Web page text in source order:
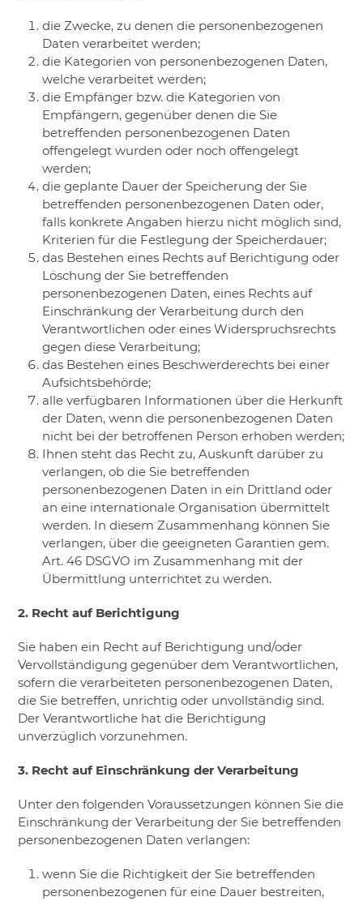
​die Zwecke, zu denen die personenbezogenen
Daten verarbeitet werden;
​die Kategorien von personenbezogenen Daten,
welche verarbeitet werden;
​die Empfänger bzw. die Kategorien von
Empfängern, gegenüber denen die Sie
betreffenden personenbezogenen Daten
offengelegt wurden oder noch offengelegt
werden;
​die geplante Dauer der Speicherung der Sie
betreffenden personenbezogenen Daten oder,
falls konkrete Angaben hierzu nicht möglich sind,
Kriterien für die Festlegung der Speicherdauer;
​das Bestehen eines Rechts auf Berichtigung oder
Löschung der Sie betreffenden
personenbezogenen Daten, eines Rechts auf
Einschränkung der Verarbeitung durch den
Verantwortlichen oder eines Widerspruchsrechts
gegen diese Verarbeitung;
​das Bestehen eines Beschwerderechts bei einer
Aufsichtsbehörde;
​alle verfügbaren Informationen über die Herkunft
der Daten, wenn die personenbezogenen Daten
nicht bei der betroffenen Person erhoben werden;
​Ihnen steht das Recht zu, Auskunft darüber zu
verlangen, ob die Sie betreffenden
personenbezogenen Daten in ein Drittland oder
an eine internationale Organisation übermittelt
werden. In diesem Zusammenhang können Sie
verlangen, über die geeigneten Garantien gem.
Art. 46 DSGVO im Zusammenhang mit der
Übermittlung unterrichtet zu werden.
2. Recht auf Berichtigung
Sie haben ein Recht auf Berichtigung und/oder
Vervollständigung gegenüber dem Verantwortlichen,
sofern die verarbeiteten personenbezogenen Daten,
die Sie betreffen, unrichtig oder unvollständig sind.
Der Verantwortliche hat die Berichtigung
unverzüglich vorzunehmen.
3. Recht auf Einschränkung der Verarbeitung
Unter den folgenden Voraussetzungen können Sie die
Einschränkung der Verarbeitung der Sie betreffenden
personenbezogenen Daten verlangen:
​wenn Sie die Richtigkeit der Sie betreffenden
personenbezogenen für eine Dauer bestreiten,